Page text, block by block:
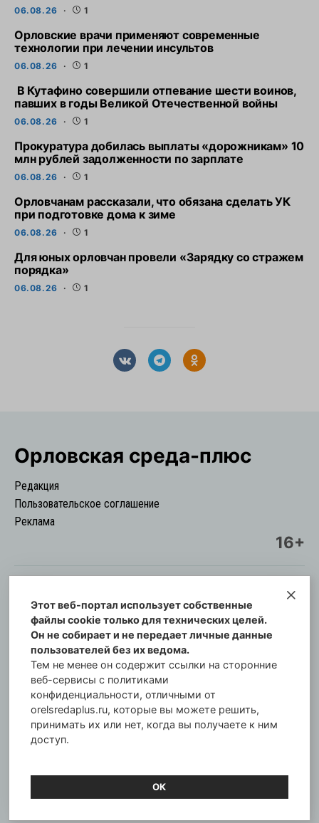
06.08.26 1
Орловские врачи применяют современные
технологии при лечении инсультов
06.08.26 1
В Кутафино совершили отпевание шести воинов,
павших в годы Великой Отечественной войны
06.08.26 1
Прокуратура добилась выплаты «дорожникам» 10
млн рублей задолженности по зарплате
06.08.26 1
Орловчанам рассказали, что обязана сделать УК
при подготовке дома к зиме
06.08.26 1
Для юных орловчан провели «Зарядку со стражем
порядка»
06.08.26 1
Орловская cреда-плюс
Редакция
Пользовательское соглашение
Реклама
16+
© Информационный городской портал
Орловская cреда-плюс, 2021-2026
Свидетельство о регистрации СМИ: ПИ №57-
00254 от 29 октября 2013 г.
Газета зарегистрирована Управлением
Федеральной службы по надзору в сфере связи,
информационных технологий и массовых
коммуникаций по Орловской области.
Главный редактор: Татьяна Филёва
Этот веб-портал использует собственные
файлы cookie только для технических целей.
Он не собирает и не передает личные данные
пользователей без их ведома.
Тем не менее он содержит ссылки на сторонние
веб-сервисы с политиками
конфиденциальности, отличными от
orelsredaplus.ru, которые вы можете решить,
принимать их или нет, когда вы получаете к ним
доступ.
ОК